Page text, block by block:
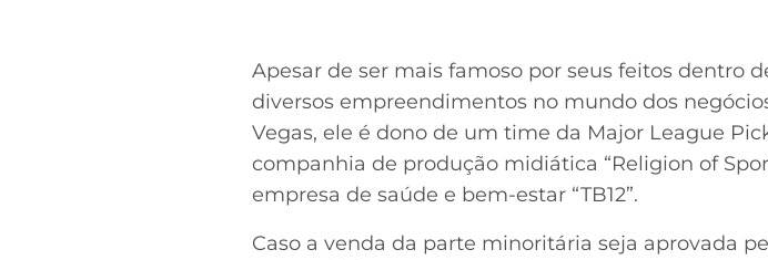
Apesar de ser mais famoso por seus feitos dentro
diversos empreendimentos no mundo dos
Vegas, ele é dono de um time da Major League
companhia de produção midiática “Religion of
empresa de saúde e bem-estar “TB12”.
Caso a venda da parte minoritária seja aprovada